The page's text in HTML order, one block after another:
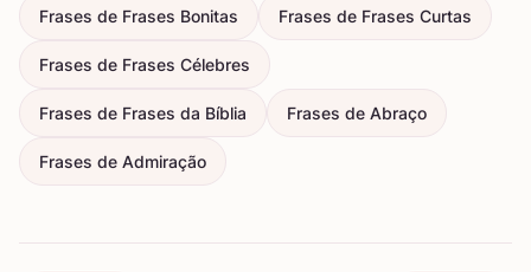
Frases de Frases Bonitas Frases de Frases Curtas
Frases de Frases Célebres
Frases de Frases da Bíblia Frases de Abraço
Frases de Admiração